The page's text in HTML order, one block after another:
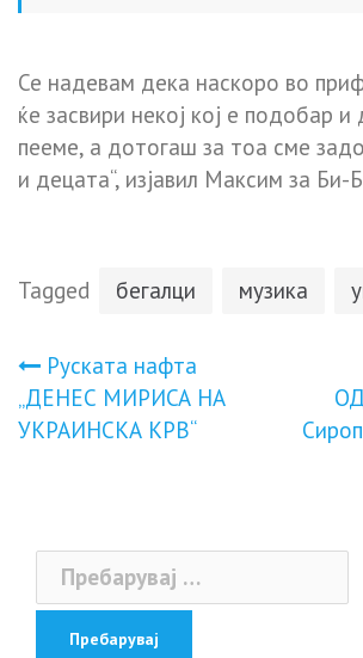
Се надевам дека наскоро во
ќе засвири некој кој е подобар
пееме, а дотогаш за тоа сме
и децата“, изјавил Максим за Би-
Tagged бегалци музика
Навигација
на
Руската нафта
„ДЕНЕС МИРИСА НА
УКРАИНСКА КРВ“
Пребарувај
за: